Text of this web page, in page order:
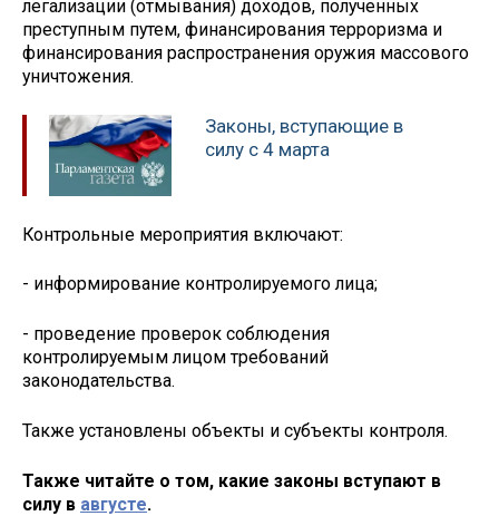
легализации (отмывания) доходов, полученных
преступным путем, финансирования терроризма и
финансирования распространения оружия массового
уничтожения.
Законы, вступающие в
силу с 4 марта
Контрольные мероприятия включают:
- информирование контролируемого лица;
- проведение проверок соблюдения
контролируемым лицом требований
законодательства.
Также установлены объекты и субъекты контроля.
Также читайте о том, какие законы вступают в
силу в августе.